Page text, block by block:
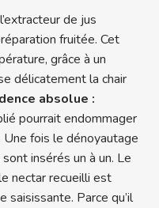
de jus
fruitée. Cet
grâce à un
délicatement la chair
absolue :
pourrait endommager
fois le dénoyautage
insérés un à un. Le
nectar recueilli est
saisissante. Parce qu’il